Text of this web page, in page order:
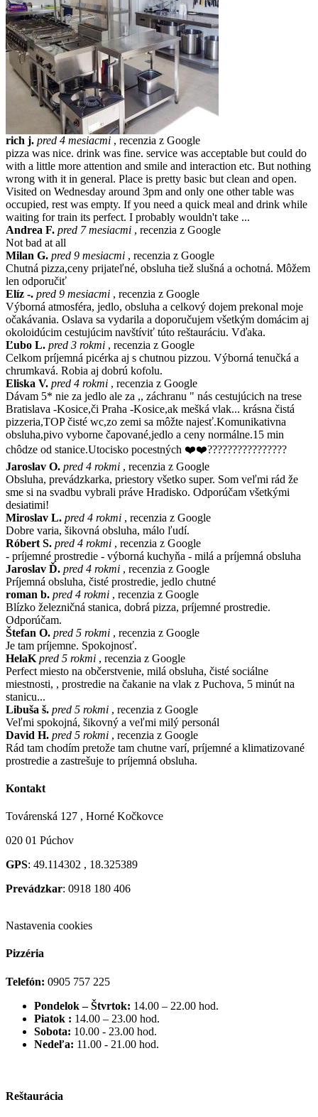
rich j. pred 4 mesiacmi , recenzia z Google
pizza was nice. drink was fine. service was acceptable but could do
with a little more attention and smile and interaction etc. But nothing
wrong with it in general. Place is pretty basic but clean and open.
Visited on Wednesday around 3pm and only one other table was
occupied, rest was empty. If you need a quick meal and drink while
waiting for train its perfect. I probably wouldn't take ...
Andrea F. pred 7 mesiacmi , recenzia z Google
Not bad at all
Milan G. pred 9 mesiacmi , recenzia z Google
Chutná pizza,ceny prijateľné, obsluha tiež slušná a ochotná. Môžem
len odporučiť
Elíz -. pred 9 mesiacmi , recenzia z Google
Výborná atmosféra, jedlo, obsluha a celkový dojem prekonal moje
očakávania. Oslava sa vydarila a doporučujem všetkým domácim aj
okoloidúcim cestujúcim navštíviť túto reštauráciu. Vďaka.
Ľubo L. pred 3 rokmi , recenzia z Google
Celkom príjemná picérka aj s chutnou pizzou. Výborná tenučká a
chrumkavá. Robia aj dobrú kofolu.
Eliska V. pred 4 rokmi , recenzia z Google
Dávam 5* nie za jedlo ale za ,, záchranu " nás cestujúcich na trese
Bratislava -Kosice,či Praha -Kosice,ak mešká vlak... krásna čistá
pizzeria,TOP čisté wc,zo zemi sa môžte najesť.Komunikativna
obsluha,pivo vyborne čapované,jedlo a ceny normálne.15 min
chôdze od stanice.Utocisko pocestných ❤️❤️????????????????
Jaroslav O. pred 4 rokmi , recenzia z Google
Obsluha, prevádzkarka, priestory všetko super. Som veľmi rád že
sme si na svadbu vybrali práve Hradisko. Odporúčam všetkými
desiatimi!
Miroslav L. pred 4 rokmi , recenzia z Google
Dobre varia, šikovná obsluha, málo ľudí.
Róbert S. pred 4 rokmi , recenzia z Google
- príjemné prostredie - výborná kuchyňa - milá a príjemná obsluha
Jaroslav Ď. pred 4 rokmi , recenzia z Google
Príjemná obsluha, čisté prostredie, jedlo chutné
roman b. pred 4 rokmi , recenzia z Google
Blízko železničná stanica, dobrá pizza, príjemné prostredie.
Odporúčam.
Štefan O. pred 5 rokmi , recenzia z Google
Je tam príjemne. Spokojnosť.
HelaK pred 5 rokmi , recenzia z Google
Perfect miesto na občerstvenie, milá obsluha, čisté sociálne
miestnosti, , prostredie na čakanie na vlak z Puchova, 5 minút na
stanicu...
Libuša š. pred 5 rokmi , recenzia z Google
Veľmi spokojná, šikovný a veľmi milý personál
David H. pred 5 rokmi , recenzia z Google
Rád tam chodím pretože tam chutne varí, príjemné a klimatizované
prostredie a zastrešuje to príjemná obsluha.
Kontakt
Továrenská 127 , Horné Kočkovce
020 01 Púchov
GPS: 49.114302 , 18.325389
Prevádzkar: 0918 180 406
Nastavenia cookies
Pizzéria
Telefón: 0905 757 225
Pondelok – Štvrtok: 14.00 – 22.00 hod.
Piatok : 14.00 – 23.00 hod.
Sobota: 10.00 - 23.00 hod.
Nedeľa: 11.00 - 21.00 hod.
Reštaurácia